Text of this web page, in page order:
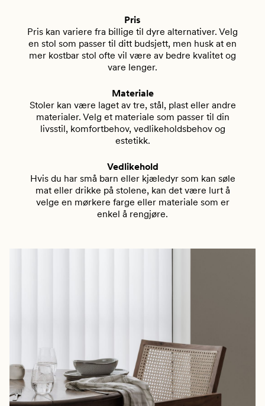
Pris
Pris kan variere fra billige til dyre alternativer. Velg
en stol som passer til ditt budsjett, men husk at en
mer kostbar stol ofte vil være av bedre kvalitet og
vare lenger.
Materiale
Stoler kan være laget av tre, stål, plast eller andre
materialer. Velg et materiale som passer til din
livsstil, komfortbehov, vedlikeholdsbehov og
estetikk.
Vedlikehold
Hvis du har små barn eller kjæledyr som kan søle
mat eller drikke på stolene, kan det være lurt å
velge en mørkere farge eller materiale som er
enkel å rengjøre.